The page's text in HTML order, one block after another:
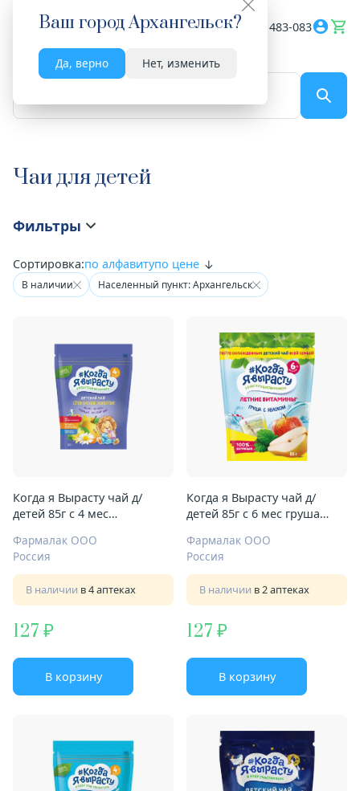
Ваш городАрхангельск?
Да, верно Нет, изменить
Весь сайт 8182 483-083
Чаи для детей
Фильтры
Сортировка:по алфавитупо цене
В наличии Населенный пункт: Архангельск
Когда я Вырасту чай д/
детей 85г с 4 мес
Фармалак ООО
Россия
В наличии в 4 аптеках
127
В корзину
Когда я Вырасту чай д/
детей 85г с 6 мес груша
Фармалак ООО
Россия
В наличии в 2 аптеках
127
В корзину